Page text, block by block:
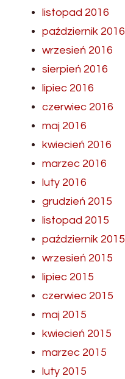
listopad 2016
październik 2016
wrzesień 2016
sierpień 2016
lipiec 2016
czerwiec 2016
maj 2016
kwiecień 2016
marzec 2016
luty 2016
grudzień 2015
listopad 2015
październik 2015
wrzesień 2015
lipiec 2015
czerwiec 2015
maj 2015
kwiecień 2015
marzec 2015
luty 2015